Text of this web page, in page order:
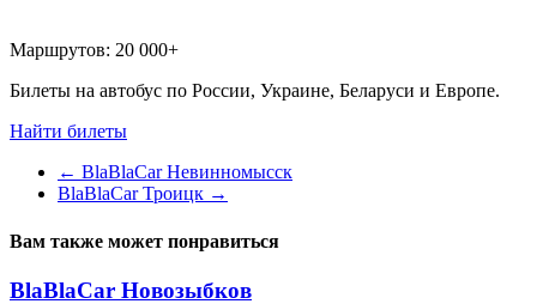
Маршрутов: 20 000+
Билеты на автобус по России, Украине, Беларуси и Европе.
Найти билеты
← BlaBlaCar Невинномысск
BlaBlaCar Троицк →
Вам также может понравиться
BlaBlaCar Новозыбков